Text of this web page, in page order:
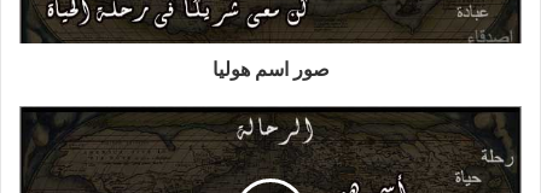
صور اسم هوليا